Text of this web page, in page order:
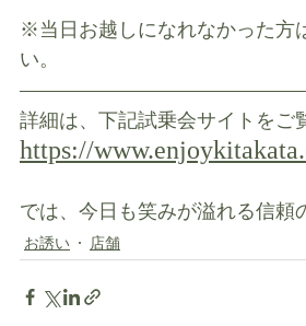
※当日お越しになれなかった方
い。
詳細は、下記試乗会サイトをご
https://
では、今日も笑みが溢れる信頼
お誘い 店舗